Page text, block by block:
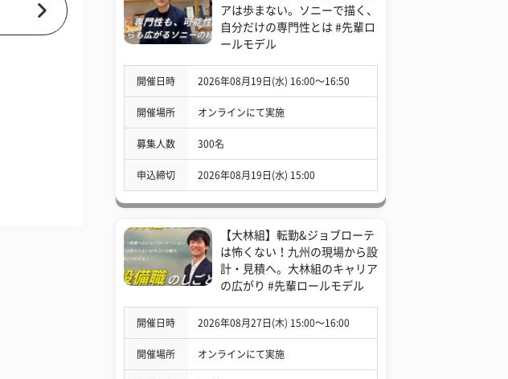
アは歩まない。ソニーで描く、
自分だけの専門性とは #先輩ロ
ールモデル
開催日時 2026年08月19日(水) 16:00〜16:50
開催場所 オンラインにて実施
募集人数 300名
申込締切 2026年08月19日(水) 15:00
【大林組】転勤&ジョブローテ
は怖くない！九州の現場から設
計・見積へ。大林組のキャリア
の広がり #先輩ロールモデル
開催日時 2026年08月27日(木) 15:00〜16:00
開催場所 オンラインにて実施